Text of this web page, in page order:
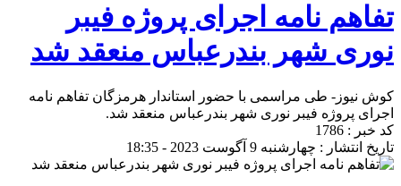
تفاهم نامه اجرای پروژه فیبر
نوری شهر بندرعباس منعقد شد
کوش نیوز- طی مراسمی با حضور استاندار هرمزگان تفاهم نامه
اجرای پروژه فیبر نوری شهر بندرعباس منعقد شد.
کد خبر : 1786
تاریخ انتشار : چهارشنبه 9 آگوست 2023 - 18:35